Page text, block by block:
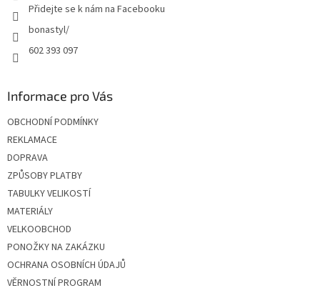
Přidejte se k nám na Facebooku
bonastyl/
602 393 097
Informace pro Vás
OBCHODNÍ PODMÍNKY
REKLAMACE
DOPRAVA
ZPŮSOBY PLATBY
TABULKY VELIKOSTÍ
MATERIÁLY
VELKOOBCHOD
PONOŽKY NA ZAKÁZKU
OCHRANA OSOBNÍCH ÚDAJŮ
VĚRNOSTNÍ PROGRAM